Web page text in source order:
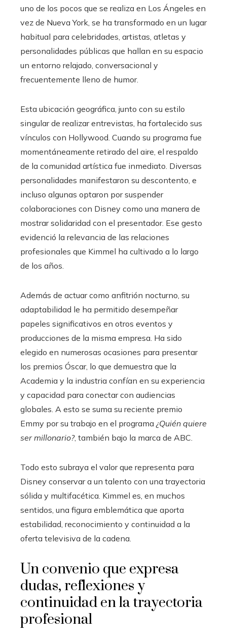
uno de los pocos que se realiza en Los Ángeles en
vez de Nueva York, se ha transformado en un lugar
habitual para celebridades, artistas, atletas y
personalidades públicas que hallan en su espacio
un entorno relajado, conversacional y
frecuentemente lleno de humor.
Esta ubicación geográfica, junto con su estilo
singular de realizar entrevistas, ha fortalecido sus
vínculos con Hollywood. Cuando su programa fue
momentáneamente retirado del aire, el respaldo
de la comunidad artística fue inmediato. Diversas
personalidades manifestaron su descontento, e
incluso algunas optaron por suspender
colaboraciones con Disney como una manera de
mostrar solidaridad con el presentador. Ese gesto
evidenció la relevancia de las relaciones
profesionales que Kimmel ha cultivado a lo largo
de los años.
Además de actuar como anfitrión nocturno, su
adaptabilidad le ha permitido desempeñar
papeles significativos en otros eventos y
producciones de la misma empresa. Ha sido
elegido en numerosas ocasiones para presentar
los premios Óscar, lo que demuestra que la
Academia y la industria confían en su experiencia
y capacidad para conectar con audiencias
globales. A esto se suma su reciente premio
Emmy por su trabajo en el programa ¿Quién quiere
ser millonario?, también bajo la marca de ABC.
Todo esto subraya el valor que representa para
Disney conservar a un talento con una trayectoria
sólida y multifacética. Kimmel es, en muchos
sentidos, una figura emblemática que aporta
estabilidad, reconocimiento y continuidad a la
oferta televisiva de la cadena.
Un convenio que expresa
dudas, reflexiones y
continuidad en la trayectoria
profesional